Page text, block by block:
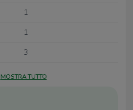
1
1
3
MOSTRA TUTTO